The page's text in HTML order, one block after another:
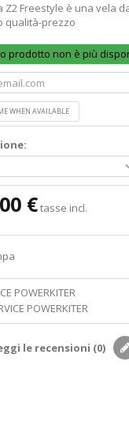
Z2 Freestyle è una vela
qualità-prezzo
prodotto non è più
WHEN AVAILABLE
€tasse incl.
POWERKITER
le recensioni (0)